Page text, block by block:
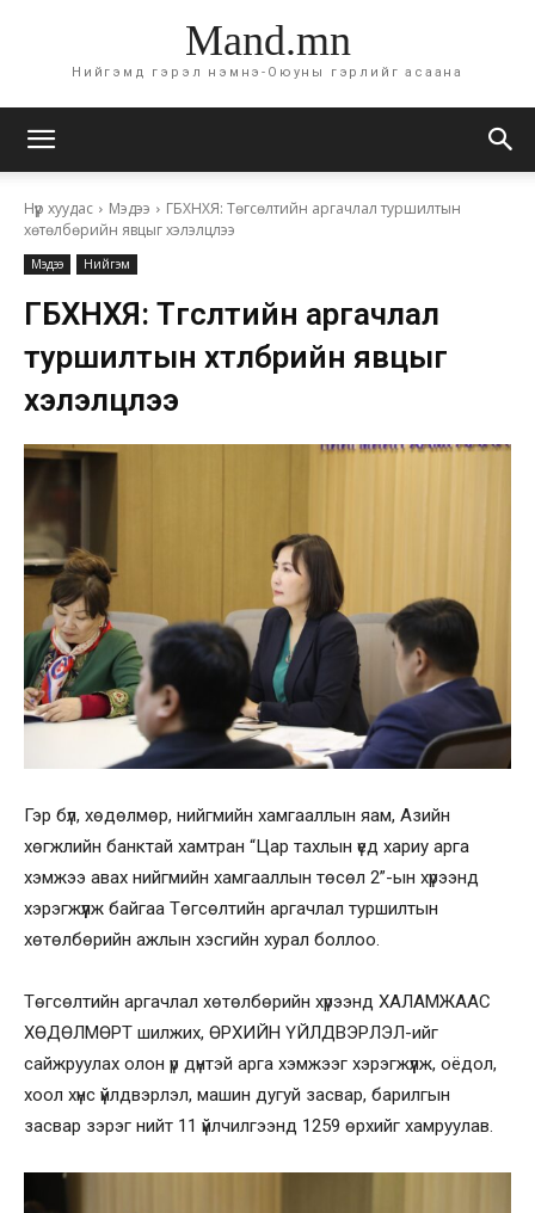
Mand.mn
Нийгэмд гэрэл нэмнэ-Оюуны гэрлийг асаана
Нүүр хуудас Мэдээ
ГБХНХЯ: Төгсөлтийн аргачлал туршилтын
хөтөлбөрийн явцыг хэлэлцлээ
Мэдээ Нийгэм
ГБХНХЯ: Төгсөлтийн аргачлал
туршилтын хөтөлбөрийн явцыг
хэлэлцлээ
Гэр бүл, хөдөлмөр, нийгмийн хамгааллын яам, Азийн
хөгжлийн банктай хамтран “Цар тахлын үед хариу арга
хэмжээ авах нийгмийн хамгааллын төсөл 2”-ын хүрээнд
хэрэгжүүлж байгаа Төгсөлтийн аргачлал туршилтын
хөтөлбөрийн ажлын хэсгийн хурал боллоо.
Төгсөлтийн аргачлал хөтөлбөрийн хүрээнд ХАЛАМЖААС
ХӨДӨЛМӨРТ шилжих, ӨРХИЙН ҮЙЛДВЭРЛЭЛ-ийг
сайжруулах олон үр дүнтэй арга хэмжээг хэрэгжүүлж, оёдол,
хоол хүнс үйлдвэрлэл, машин дугуй засвар, барилгын
засвар зэрэг нийт 11 үйлчилгээнд 1259 өрхийг хамруулав.